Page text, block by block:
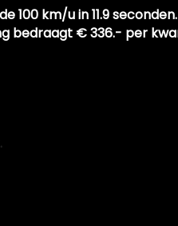
km/u in 11.9
bedraagt € 336.- per